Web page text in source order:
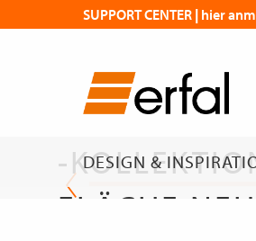
DESIGN &
SUPPORT CENTER | hier
DIE NEUE
-
FLÄCHE NEU